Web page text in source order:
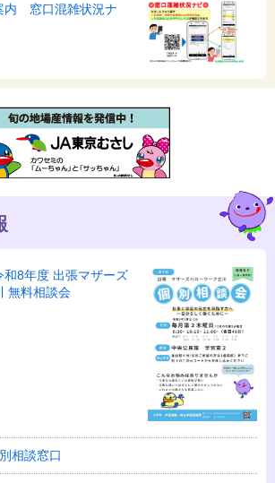
内 窓口混雑状況ナ
和8年度 出張マザーズ
無料相談会
相談窓口